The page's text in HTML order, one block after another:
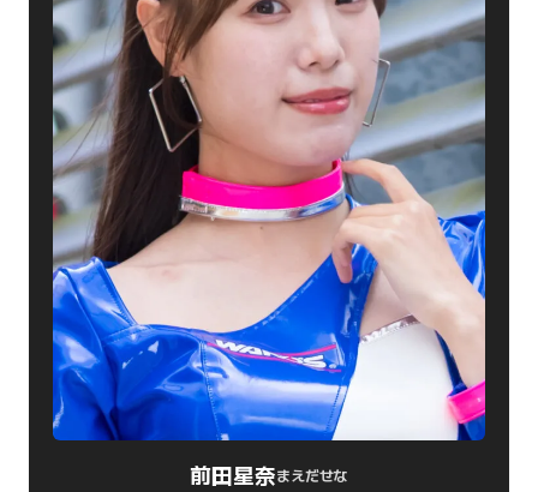
前田星奈まえだせな